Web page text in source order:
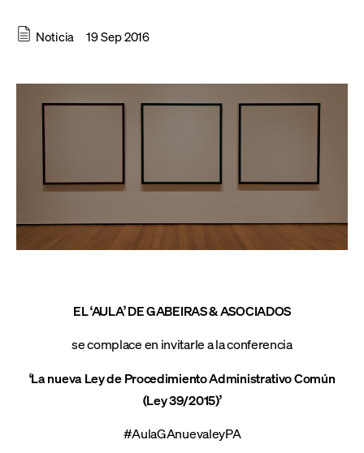
Noticia 19 Sep 2016
EL ‘AULA’ DE GABEIRAS & ASOCIADOS
se complace en invitarle a la conferencia
‘La nueva Ley de Procedimiento Administrativo Común
(Ley 39/2015)’
#AulaGAnuevaleyPA